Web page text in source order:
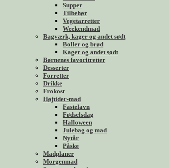
Supper
Tilbehør
Vegetarretter
Weekendmad
Bagværk, kager og andet sødt
Boller og brød
Kager og andet sødt
Børnenes favoritretter
Desserter
Forretter
Drikke
Frokost
Højtider-mad
Fastelavn
Fødselsdag
Halloween
Julebag og mad
Nytår
Påske
Madplaner
Morgenmad